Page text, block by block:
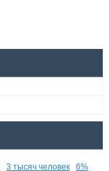
3 тысяч человек 6%